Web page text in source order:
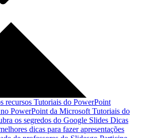
recursos Tutoriais do PowerPoint
PowerPoint da Microsoft Tutoriais do
os segredos do Google Slides Dicas
dicas para fazer apresentações